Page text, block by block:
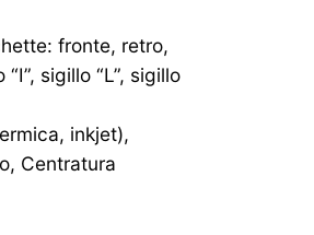
fronte, retro,
sigillo “L”, sigillo
inkjet),
Centratura